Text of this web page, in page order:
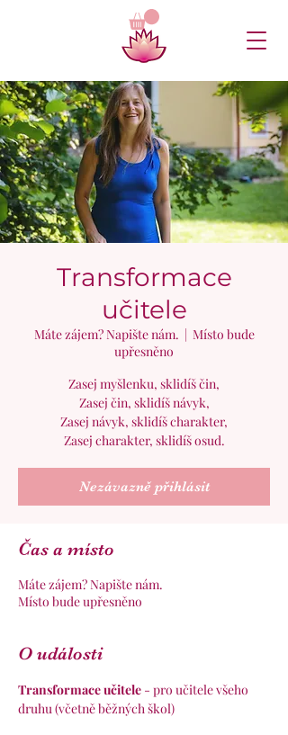
Transformace
učitele
Máte zájem? Napište nám.
  |
Místo bude
upřesněno
Zasej myšlenku, sklidíš čin,
Zasej čin, sklidíš návyk,
Zasej návyk, sklidíš charakter,
Zasej charakter, sklidíš osud.
Nezávazně přihlásit
Čas a místo
Máte zájem? Napište nám.
Místo bude upřesněno
O události
Transformace učitele - pro učitele všeho
druhu (včetně běžných škol)